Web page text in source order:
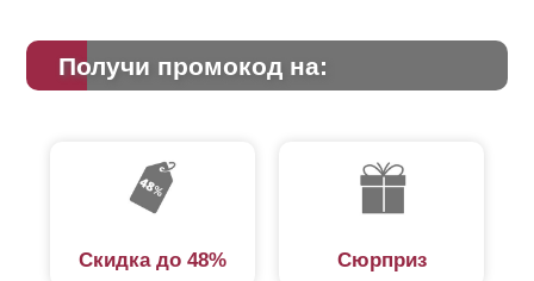
Получи промокод на:
Скидка до 48% Сюрприз